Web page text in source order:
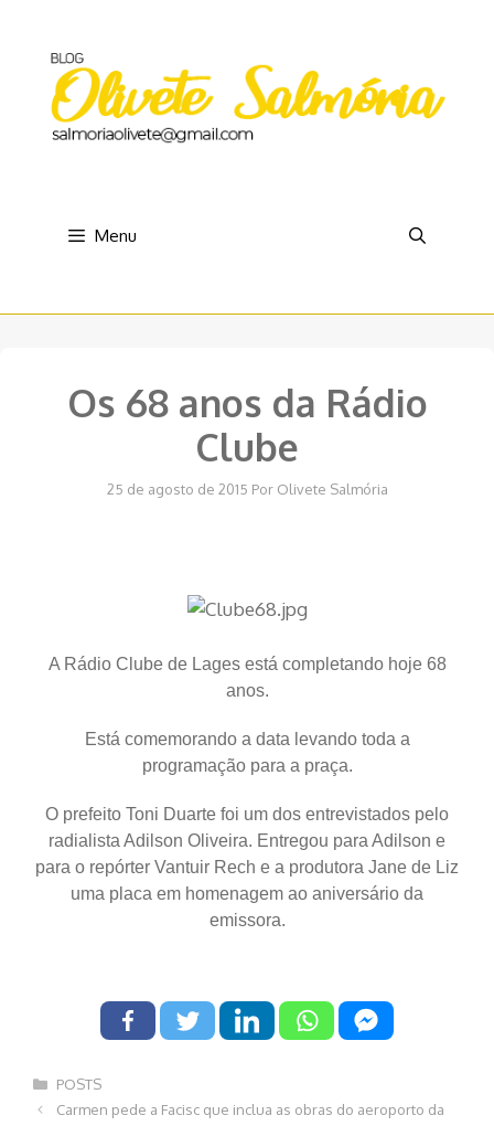
conteúdo
Menu
Os 68 anos da Rádio
Clube
25 de agosto de 2015 Por Olivete Salmória
A Rádio Clube de Lages está completando hoje 68
anos.
Está comemorando a data levando toda a
programação para a praça.
O prefeito Toni Duarte foi um dos entrevistados pelo
radialista Adilson Oliveira. Entregou para Adilson e
para o repórter Vantuir Rech e a produtora Jane de Liz
uma placa em homenagem ao aniversário da
emissora.
Categorias
POSTS
Navegação
Carmen pede a Facisc que inclua as obras do aeroporto da